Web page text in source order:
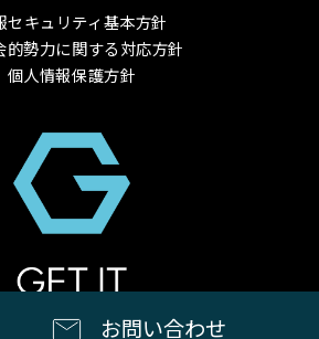
お問い合わせ
セキュリティ基本方針
的勢力に関する対応方針
個人情報保護方針